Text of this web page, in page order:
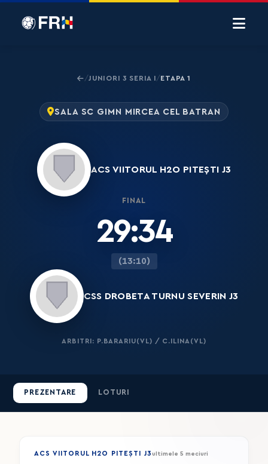
/JUNIORI 3 SERIA I/ETAPA 1
SALA SC GIMN MIRCEA CEL BATRAN
ACS VIITORUL H2O PITEȘTI J3
FINAL
29:34
(13:10)
CSS DROBETA TURNU SEVERIN J3
ARBITRI: P.BARARIU(VL) / C.ILINA(VL)
PREZENTARE LOTURI
ACS VIITORUL H2O PITEȘTI J3ultimele 5 meciuri